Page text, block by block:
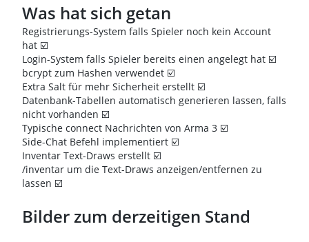
Was hat sich getan
Registrierungs-System falls Spieler noch kein Account
hat ☑️
Login-System falls Spieler bereits einen angelegt hat ☑️
bcrypt zum Hashen verwendet ☑️
Extra Salt für mehr Sicherheit erstellt ☑️
Datenbank-Tabellen automatisch generieren lassen, falls
nicht vorhanden ☑️
Typische connect Nachrichten von Arma 3 ☑️
Side-Chat Befehl implementiert ☑️
Inventar Text-Draws erstellt ☑️
/inventar um die Text-Draws anzeigen/entfernen zu
lassen ☑️
Bilder zum derzeitigen Stand